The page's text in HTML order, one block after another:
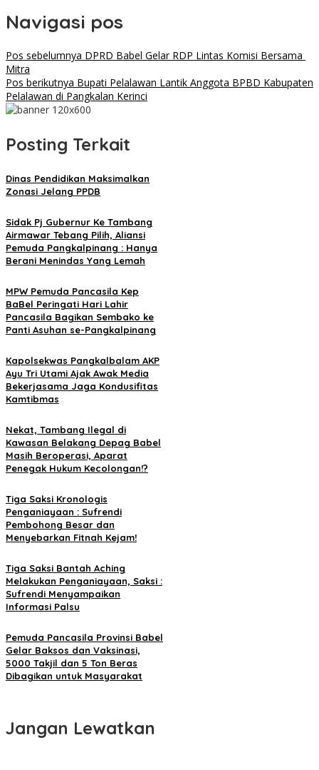
Navigasi pos
Pos sebelumnya DPRD Babel Gelar RDP Lintas Komisi Bersama
Mitra
Pos berikutnya Bupati Pelalawan Lantik Anggota BPBD Kabupaten
Pelalawan di Pangkalan Kerinci
Posting Terkait
Dinas Pendidikan Maksimalkan
Zonasi Jelang PPDB
Sidak Pj Gubernur Ke Tambang
Airmawar Tebang Pilih, Aliansi
Pemuda Pangkalpinang : Hanya
Berani Menindas Yang Lemah
MPW Pemuda Pancasila Kep
BaBel Peringati Hari Lahir
Pancasila Bagikan Sembako ke
Panti Asuhan se-Pangkalpinang
Kapolsekwas Pangkalbalam AKP
Ayu Tri Utami Ajak Awak Media
Bekerjasama Jaga Kondusifitas
Kamtibmas
Nekat, Tambang Ilegal di
Kawasan Belakang Depag Babel
Masih Beroperasi, Aparat
Penegak Hukum Kecolongan!?
Tiga Saksi Kronologis
Penganiayaan : Sufrendi
Pembohong Besar dan
Menyebarkan Fitnah Kejam!
Tiga Saksi Bantah Aching
Melakukan Penganiayaan, Saksi :
Sufrendi Menyampaikan
Informasi Palsu
Pemuda Pancasila Provinsi Babel
Gelar Baksos dan Vaksinasi,
5000 Takjil dan 5 Ton Beras
Dibagikan untuk Masyarakat
Jangan Lewatkan